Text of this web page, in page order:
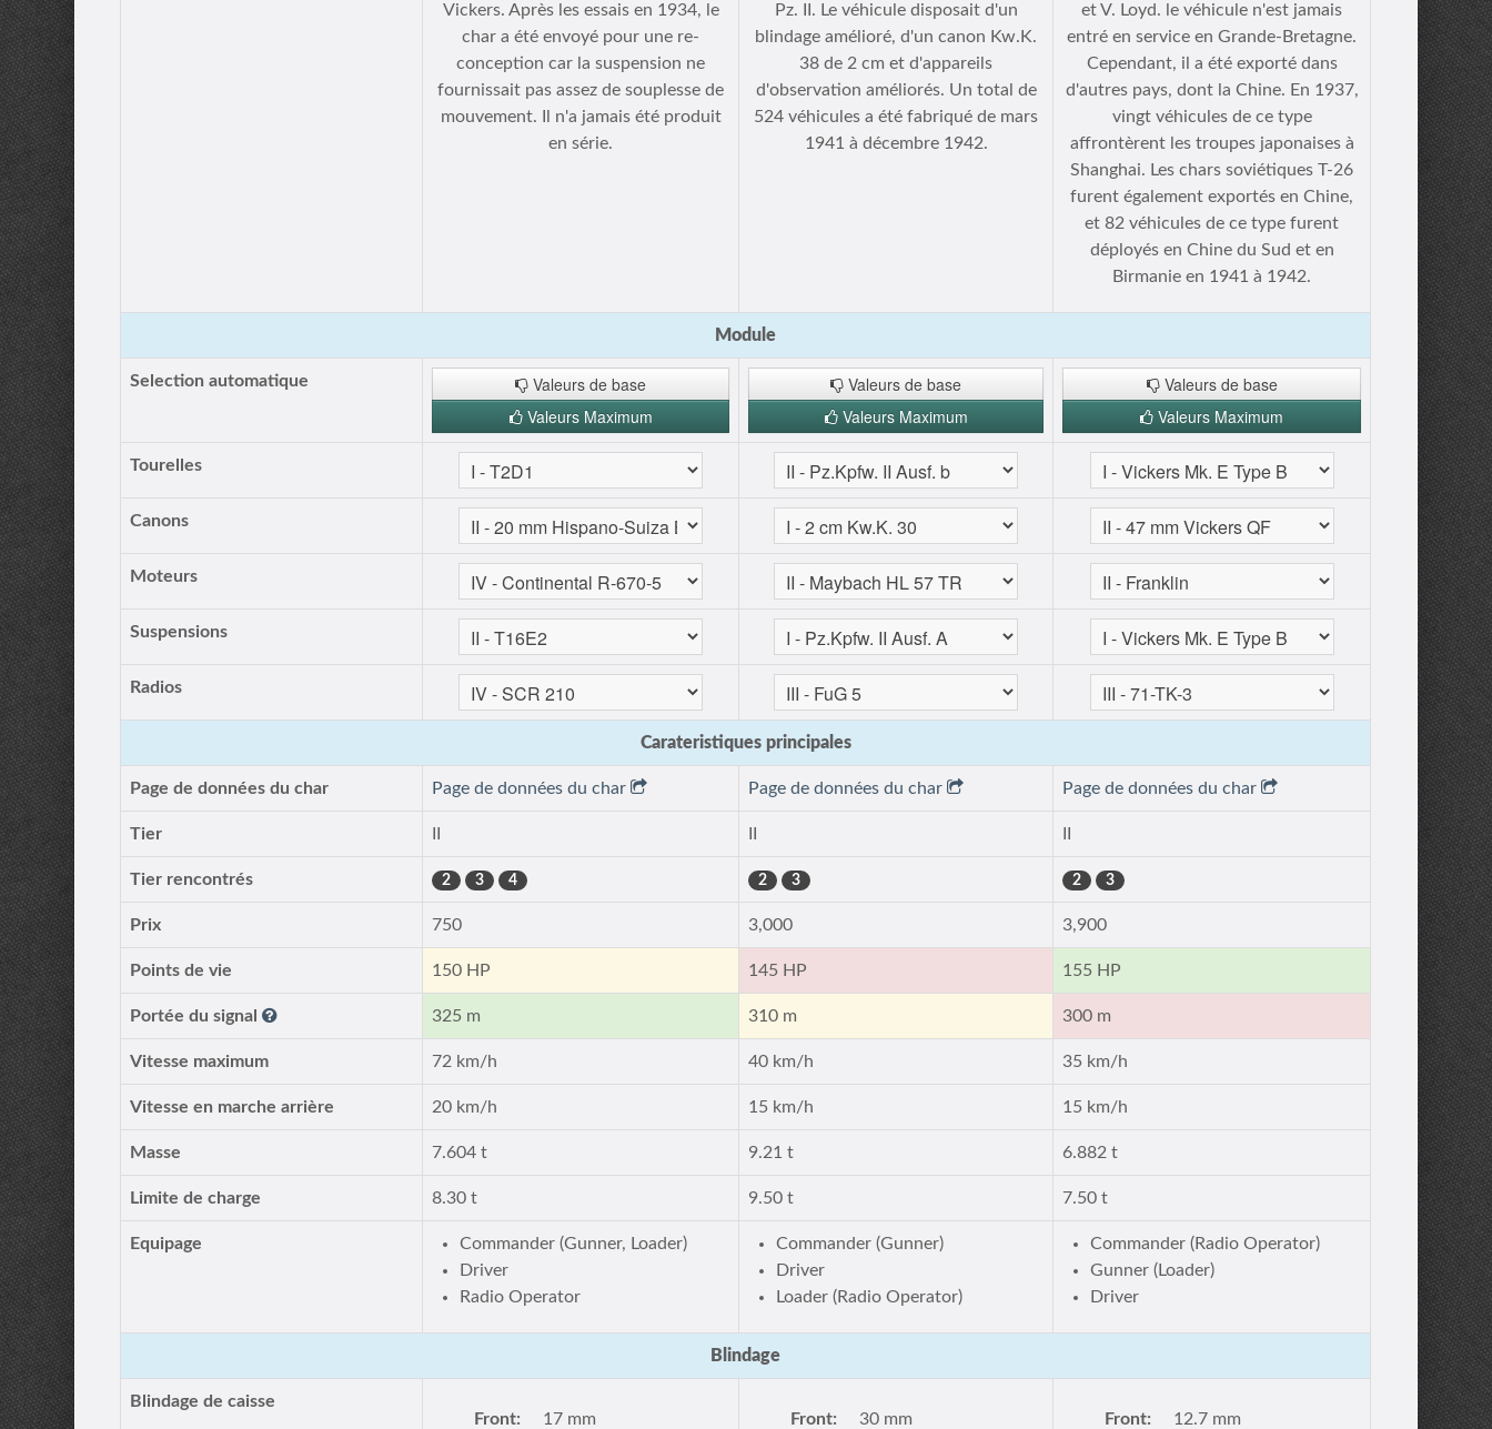
Vickers. Après les essais en 1934, le
char a été envoyé pour une re-
conception car la suspension ne
fournissait pas assez de souplesse de
mouvement. Il n'a jamais été produit
en série.
Pz. II. Le véhicule disposait d'un
blindage amélioré, d'un canon Kw.K.
38 de 2 cm et d'appareils
d'observation améliorés. Un total de
524 véhicules a été fabriqué de mars
1941 à décembre 1942.
et V. Loyd. le véhicule n'est jamais
entré en service en Grande-Bretagne.
Cependant, il a été exporté dans
d'autres pays, dont la Chine. En 1937,
vingt véhicules de ce type
affrontèrent les troupes japonaises à
Shanghai. Les chars soviétiques T-26
furent également exportés en Chine,
et 82 véhicules de ce type furent
déployés en Chine du Sud et en
Birmanie en 1941 à 1942.
Module
Selection automatique
Valeurs de base
Valeurs Maximum
Valeurs de base
Valeurs Maximum
Valeurs de base
Valeurs Maximum
Tourelles
Canons
Moteurs
Suspensions
Radios
Carateristiques principales
Page de données du char Page de données du char Page de données du char Page de données du char
Tier
Tier rencontrés 2 3 4 2 3 2 3
Prix 750 3,000 3,900
Points de vie 150 HP 145 HP 155 HP
Portée du signal 325 m 310 m 300 m
Vitesse maximum 72 km/h 40 km/h 35 km/h
Vitesse en marche arrière 20 km/h 15 km/h 15 km/h
Masse 7.604 t 9.21 t 6.882 t
Limite de charge 8.30 t 9.50 t 7.50 t
Equipage
Commander (Gunner, Loader)
Driver
Radio Operator
Commander (Gunner)
Driver
Loader (Radio Operator)
Commander (Radio Operator)
Gunner (Loader)
Driver
Blindage
Blindage de caisse
Front:
17 mm
Front:
30 mm
Front:
12.7 mm